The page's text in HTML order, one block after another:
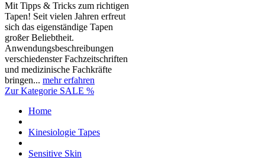
Mit Tipps & Tricks zum richtigen
Tapen! Seit vielen Jahren erfreut
sich das eigenständige Tapen
großer Beliebtheit.
Anwendungsbeschreibungen
verschiedenster Fachzeitschriften
und medizinische Fachkräfte
bringen... mehr erfahren
Zur Kategorie SALE %
Home
Kinesiologie Tapes
Sensitive Skin